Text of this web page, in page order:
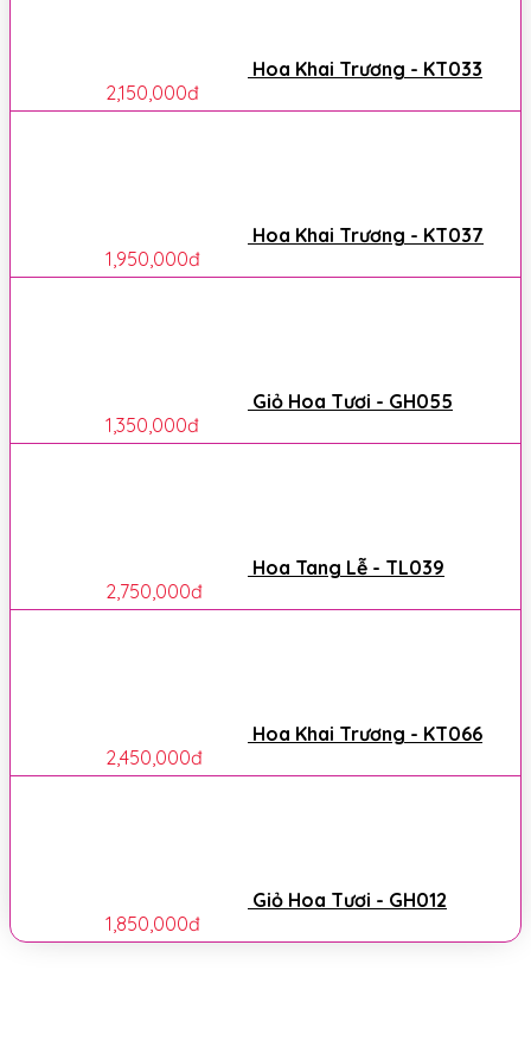
Hoa Khai Trương - KT033
2,150,000đ
Hoa Khai Trương - KT037
1,950,000đ
Giỏ Hoa Tươi - GH055
1,350,000đ
Hoa Tang Lễ - TL039
2,750,000đ
Hoa Khai Trương - KT066
2,450,000đ
Giỏ Hoa Tươi - GH012
1,850,000đ